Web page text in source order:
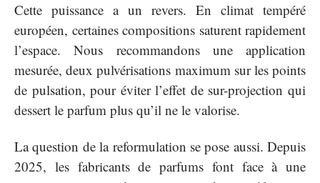
Cette puissance a un revers. En climat tempéré
européen, certaines compositions saturent rapidement
l’espace. Nous recommandons une application
mesurée, deux pulvérisations maximum sur les points
de pulsation, pour éviter l’effet de sur-projection qui
dessert le parfum plus qu’il ne le valorise.
La question de la reformulation se pose aussi. Depuis
2025, les fabricants de parfums font face à une